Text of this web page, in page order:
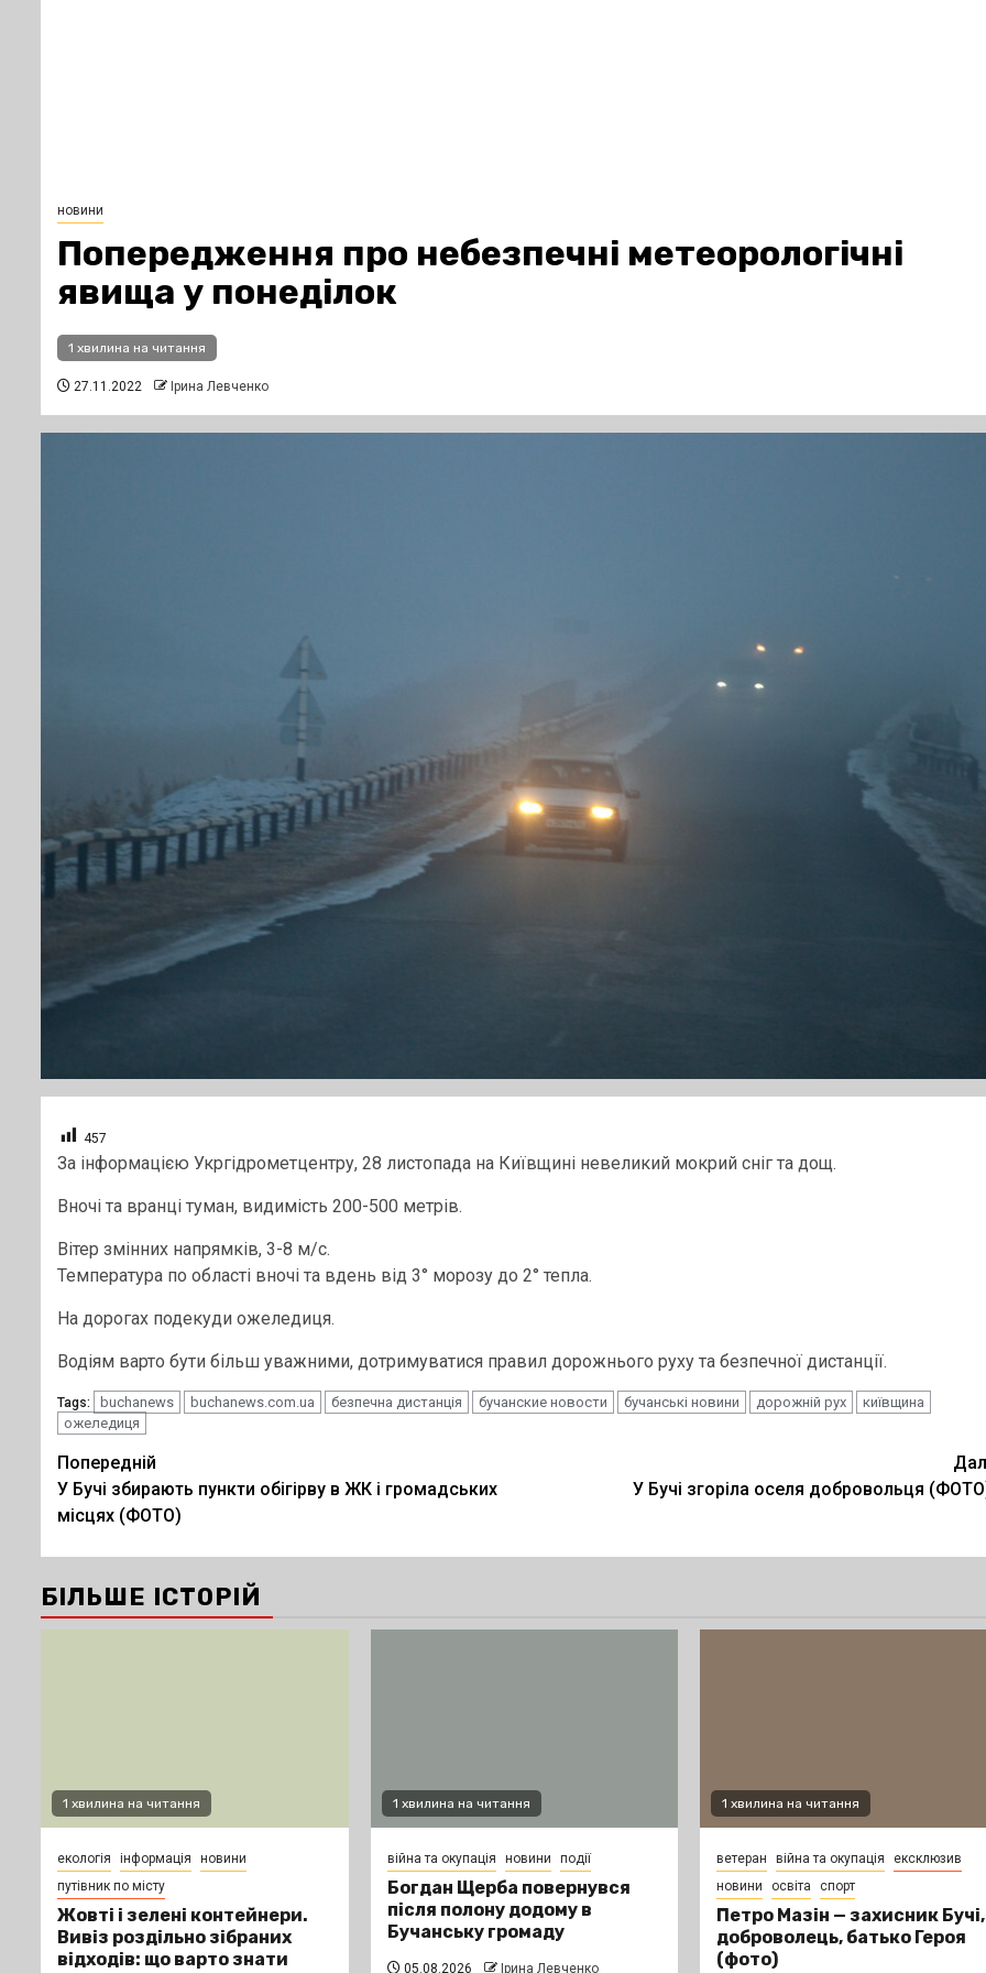
новини
Попередження про небезпечні метеорологічні
явища у понеділок
1 хвилина на читання
27.11.2022 Ірина Левченко
457
За інформацією Укргідрометцентру, 28 листопада на Київщині невеликий мокрий сніг та дощ.
Вночі та вранці туман, видимість 200-500 метрів.
Вітер змінних напрямків, 3-8 м/с.
Температура по області вночі та вдень від 3° морозу до 2° тепла.
На дорогах подекуди ожеледиця.
Водіям варто бути більш уважними, дотримуватися правил дорожнього руху та безпечної дистанції.
Tags: buchanews buchanews.com.ua безпечна дистанція бучанские новости бучанські новини дорожній рух
київщина
ожеледиця
Post
navigation
Попередній
У Бучі збирають пункти обігірву в ЖК і громадських
місцях (ФОТО)
У Бучі згоріла оселя добровольця
БІЛЬШЕ ІСТОРІЙ
1 хвилина на читання
екологія інформація
новини
путівник по місту
Жовті і зелені контейнери.
Вивіз роздільно зібраних
відходів: що варто знати
1 хвилина на читання
війна та окупація новини події
Богдан Щерба повернувся
після полону додому в
Бучанську громаду
05.08.2026 Ірина Левченко
1 хвилина на читання
ветеран війна та окупація
ексклюзив
новини
освіта спорт
Петро Мазін — захисник Бучі,
доброволець, батько Героя
(фото)